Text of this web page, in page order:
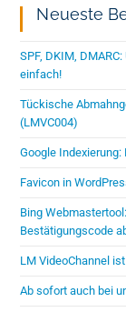
Neueste
SPF, DKIM,
einfach!
Tückische
(LMVC004)
Google Indexierung:
Favicon in
Bing
Bestätigungscode
LM VideoChannel
Ab sofort auch bei